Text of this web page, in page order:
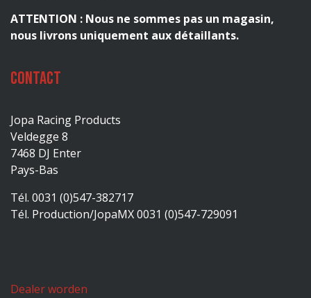
ATTENTION : Nous ne sommes pas un magasin,
nous livrons uniquement aux détaillants.
Contact
Jopa Racing Products
Veldegge 8
7468 DJ Enter
Pays-Bas
Tél. 0031 (0)547-382717
Tél. Production/JopaMX 0031 (0)547-729091
Dealer worden